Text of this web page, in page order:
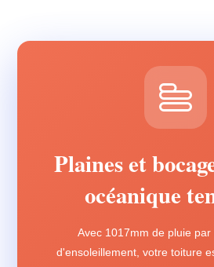
Plaines et
océanique
Avec 1017mm de pluie par
d'ensoleillement, votre toiture